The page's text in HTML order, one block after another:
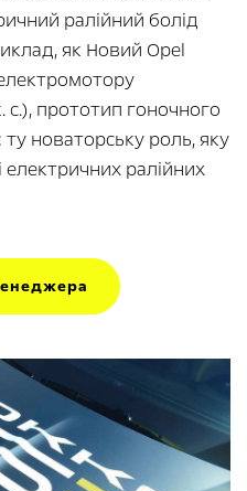
ралійний болід
як Новий Opel
с.), прототип гоночного
новаторську роль, яку
електричних ралійних